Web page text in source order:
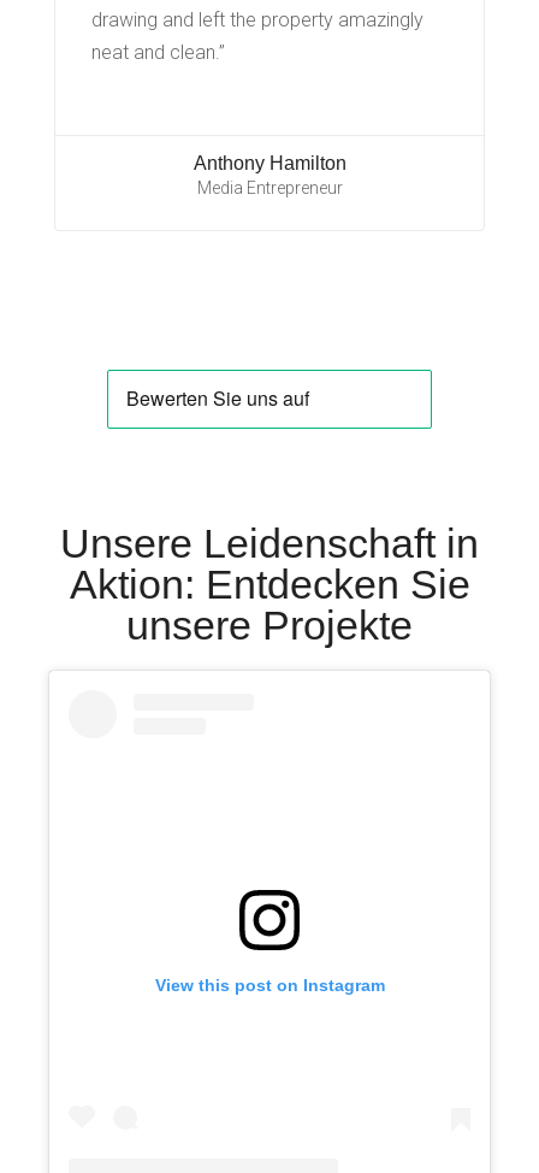
drawing and left the property amazingly
neat and clean.”
Anthony Hamilton
Media Entrepreneur
Unsere Leidenschaft in
Aktion: Entdecken Sie
unsere Projekte
View this post on Instagram